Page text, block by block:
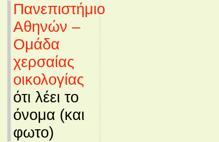
Πανεπιστήμιο
Αθηνών –
Ομάδα
χερσαίας
οικολογίας
ότι λέει το
όνομα (και
φωτο)